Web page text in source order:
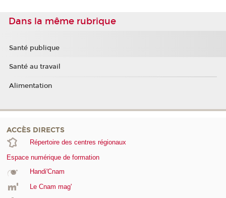
Dans la même rubrique
Santé publique
Santé au travail
Alimentation
ACCÈS DIRECTS
Répertoire des centres régionaux
Espace numérique de formation
Handi'Cnam
Le Cnam mag'